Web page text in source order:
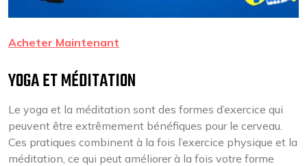
Acheter Maintenant
YOGA ET MÉDITATION
Le yoga et la méditation sont des formes d’exercice qui
peuvent être extrêmement bénéfiques pour le cerveau.
Ces pratiques combinent à la fois l’exercice physique et la
méditation, ce qui peut améliorer à la fois votre forme